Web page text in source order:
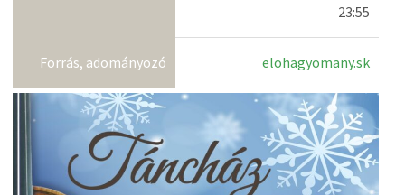
23:55
Forrás, adományozó elohagyomany.sk